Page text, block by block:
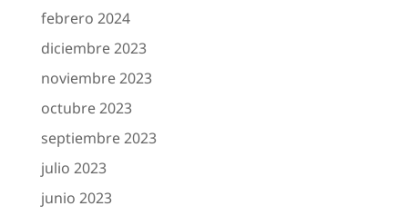
febrero 2024
diciembre 2023
noviembre 2023
octubre 2023
septiembre 2023
julio 2023
junio 2023